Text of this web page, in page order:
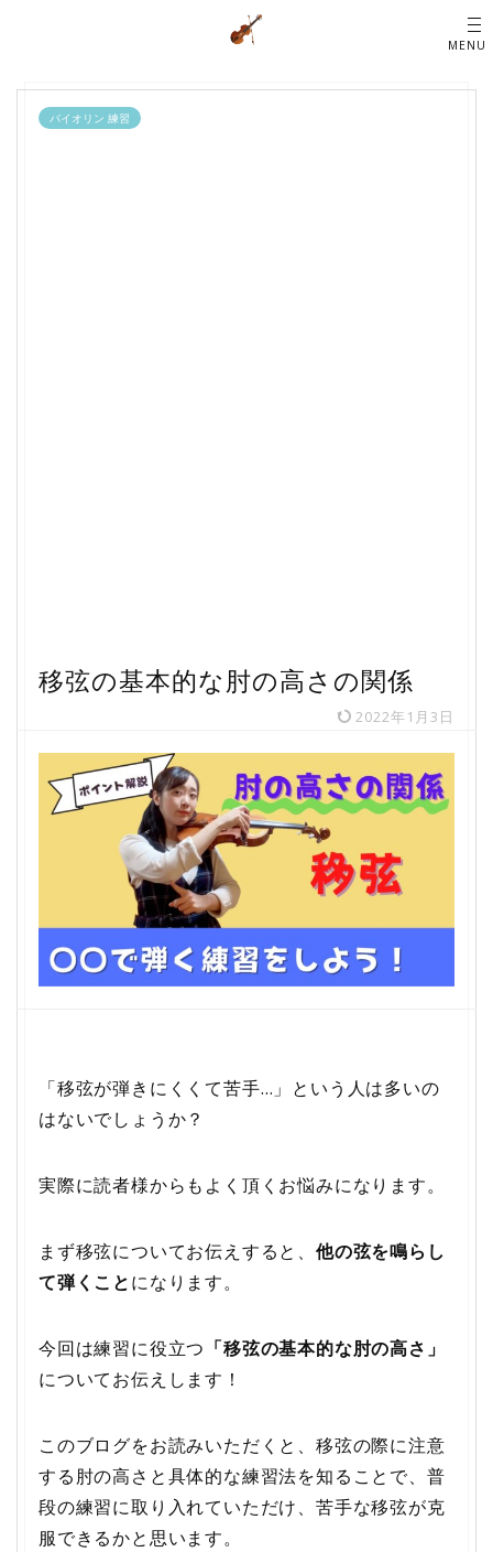
バイオリン 練習
移弦の基本的な肘の高さの関係
2022年1月3日
「移弦が弾きにくくて苦手…」という人は多いの
はないでしょうか？
実際に読者様からもよく頂くお悩みになります。
まず移弦についてお伝えすると、 他の弦を鳴らし
て弾くことになります。
今回は練習に役立つ 「移弦の基本的な肘の高さ」
についてお伝えします！
このブログをお読みいただくと、移弦の際に注意
する肘の高さと具体的な練習法を知ることで、普
段の練習に取り入れていただけ、苦手な移弦が克
服できるかと思います。